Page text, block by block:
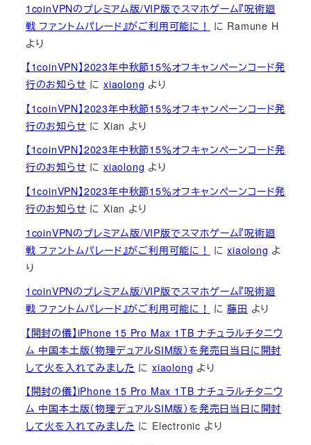
1coinVPNのプレミアム版/VIP版でスマホゲーム『呪術廻
戦 ファントムパレード』がご利用可能に！
に Ramune H
より
【1coinVPN】2023年中秋節15％オフキャンペーンコード発
行のお知らせ にxiaolong より
【1coinVPN】2023年中秋節15％オフキャンペーンコード発
行のお知らせ にXian より
【1coinVPN】2023年中秋節15％オフキャンペーンコード発
行のお知らせ にxiaolong より
【1coinVPN】2023年中秋節15％オフキャンペーンコード発
行のお知らせ にXian より
1coinVPNのプレミアム版/VIP版でスマホゲーム『呪術廻
戦 ファントムパレード』がご利用可能に！
にxiaolong よ
り
1coinVPNのプレミアム版/VIP版でスマホゲーム『呪術廻
戦 ファントムパレード』がご利用可能に！
に藤田 より
【開封の儀】iPhone 15 Pro Max 1TB ナチュラルチタニウ
ム 中国本土版（物理デュアルSIM版）を発売日当日に開封
して火を入れてみました にxiaolong より
【開封の儀】iPhone 15 Pro Max 1TB ナチュラルチタニウ
ム 中国本土版（物理デュアルSIM版）を発売日当日に開封
して火を入れてみました に Electronic より